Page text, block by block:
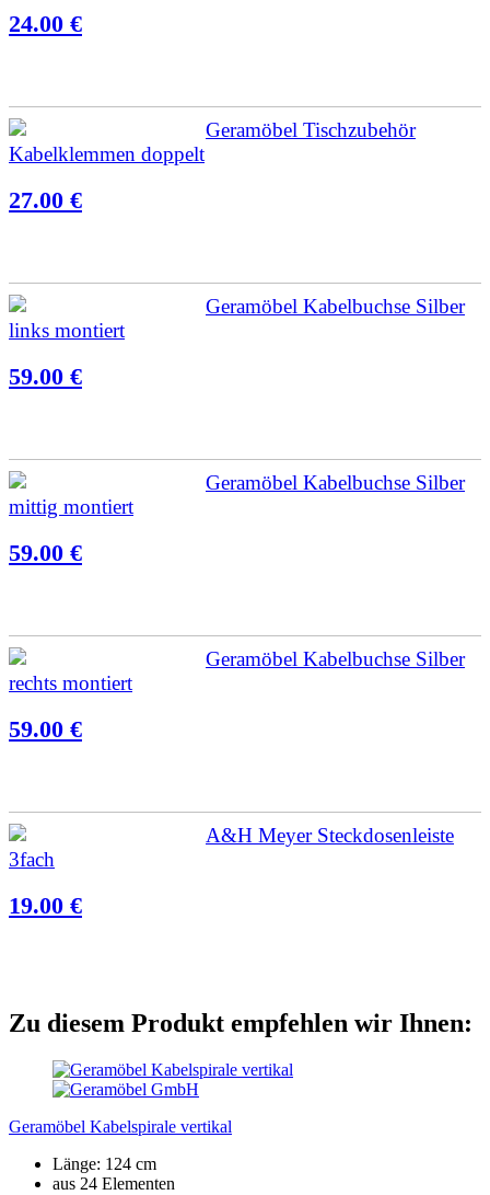
24.00 €
Geramöbel Tischzubehör
Kabelklemmen doppelt
27.00 €
Geramöbel Kabelbuchse Silber
links montiert
59.00 €
Geramöbel Kabelbuchse Silber
mittig montiert
59.00 €
Geramöbel Kabelbuchse Silber
rechts montiert
59.00 €
A&H Meyer Steckdosenleiste
3fach
19.00 €
Zu diesem Produkt empfehlen wir Ihnen:
Geramöbel Kabelspirale vertikal
Länge: 124 cm
aus 24 Elementen